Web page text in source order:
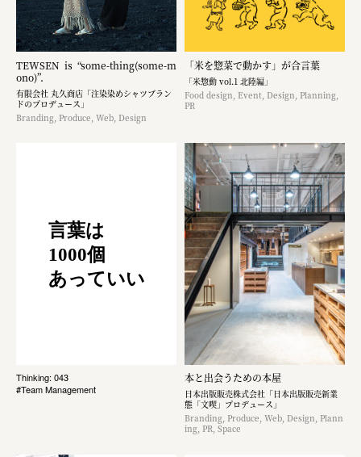
TEWSEN is “some-thing(some-m
ono)”.
有限会社 丸久商店「注染染めシャツブラン
ドのプロデュース」
Branding, Produce, Web, Design
「米を惣菜で動かす」が合言葉
「米惣動 vol.1 北陸編」
Food design, Event, Design, Planning,
PR
言葉は
1000個
あっていい
Thinking: 043
#Team Management
本と出会うための本屋
日本出版販売株式会社「日本出版販売新業
態「文喫」プロデュース」
Branding, Produce, Web, Design, Plann
ing, PR, Space